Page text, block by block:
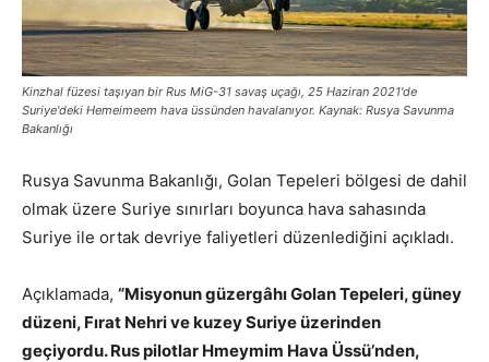
Kinzhal füzesi taşıyan bir Rus MiG-31 savaş uçağı, 25 Haziran 2021'de
Suriye'deki Hemeimeem hava üssünden havalanıyor. Kaynak: Rusya Savunma
Bakanlığı
Rusya Savunma Bakanlığı, Golan Tepeleri bölgesi de dahil
olmak üzere Suriye sınırları boyunca hava sahasında
Suriye ile ortak devriye faliyetleri düzenlediğini açıkladı.
Açıklamada, “Misyonun güzergâhı Golan Tepeleri, güney
düzeni, Fırat Nehri ve kuzey Suriye üzerinden
geçiyordu. Rus pilotlar Hmeymim Hava Üssü’nden,